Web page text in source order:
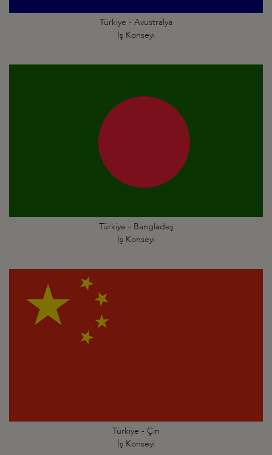
Türkiye - Avustralya
İş Konseyi
Türkiye - Bangladeş
İş Konseyi
Türkiye - Çin
İş Konseyi